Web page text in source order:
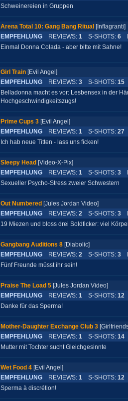
Schweinereien in Gruppen
Arena Total 10: Gang Bang Ritual
EMPFEHLUNG REVIEWS: 1 S-SHOTS: 6
Einmal Donna Colada - aber bitte mit Sahne!
Girl Train [Evil Angel]
EMPFEHLUNG REVIEWS: 3 S-SHOTS: 15
Belladonna macht es vor: Lesbensex in der
Hochgeschwindigkeitszugs!
Prime Cups 3 [Evil Angel]
EMPFEHLUNG REVIEWS: 1 S-SHOTS: 27
Ich hab neue Titten - lass uns ficken!
Sleepy Head [Video-X-Pix]
EMPFEHLUNG REVIEWS: 1 S-SHOTS: 3
Sexueller Psycho-Stress zweier Schwestern
Out Numbered [Jules Jordan Video]
EMPFEHLUNG REVIEWS: 2 S-SHOTS: 3
19 Miezen und bloss drei Soldficker: viel
Gangbang Auditions 8 [Diabolic]
EMPFEHLUNG REVIEWS: 2 S-SHOTS: 3
Fünf Freunde müsst ihr sein!
Praise The Load 5 [Jules Jordan Video]
EMPFEHLUNG REVIEWS: 1 S-SHOTS: 12
Danke für das Sperma!
Mother-Daughter Exchange Club 3
EMPFEHLUNG REVIEWS: 1 S-SHOTS: 14
Mutter mit Tochter sucht Gleichgesinnte
Wet Food 4 [Evil Angel]
EMPFEHLUNG REVIEWS: 1 S-SHOTS: 12
Sperma à discrétion!